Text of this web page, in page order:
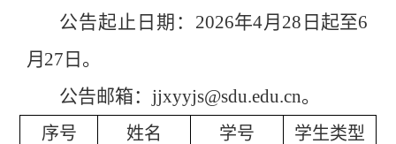
公告起止日期： 2026年4月 28 日起至6
月 27 日。
公告邮箱： jjxyyjs@sdu.edu.cn。
序号 姓名 学号 学生类型